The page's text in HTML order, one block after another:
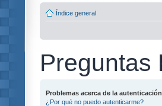
Índice general
Preguntas
Problemas acerca de la
¿Por qué no puedo autenticarme?